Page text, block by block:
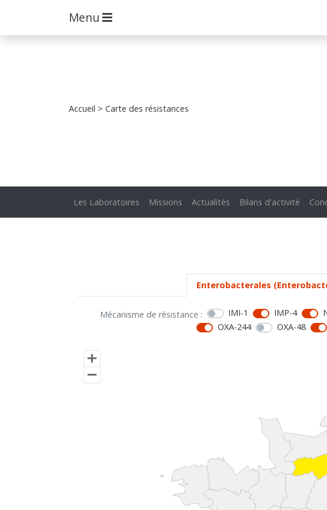
Menu
Accueil > Carte des résistances
Les Laboratoires Missions Actualités Bilans d'activité
Enterobacterales
Mécanisme de résistance : IMI-1 IMP-4
OXA-244
OXA-48